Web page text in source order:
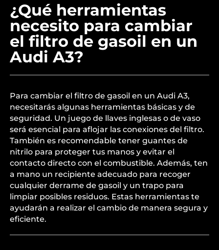
¿Qué herramientas
necesito para cambiar
el filtro de gasoil en un
Audi A3?
Para cambiar el filtro de gasoil en un Audi A3,
necesitarás algunas herramientas básicas y de
seguridad. Un juego de llaves inglesas o de vaso
será esencial para aflojar las conexiones del filtro.
También es recomendable tener guantes de
nitrilo para proteger tus manos y evitar el
contacto directo con el combustible. Además, ten
a mano un recipiente adecuado para recoger
cualquier derrame de gasoil y un trapo para
limpiar posibles residuos. Estas herramientas te
ayudarán a realizar el cambio de manera segura y
eficiente.